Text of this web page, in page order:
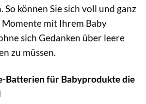
So können Sie sich voll und ganz
Momente mit Ihrem Baby
sich Gedanken über leere
zu müssen.
Batterien für Babyprodukte die